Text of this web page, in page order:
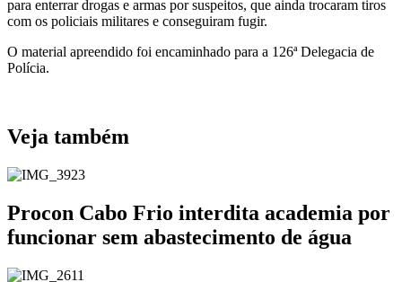
para enterrar drogas e armas por suspeitos, que ainda trocaram tiros
com os policiais militares e conseguiram fugir.
O material apreendido foi encaminhado para a 126ª Delegacia de
Polícia.
Veja também
Procon Cabo Frio interdita academia por
funcionar sem abastecimento de água